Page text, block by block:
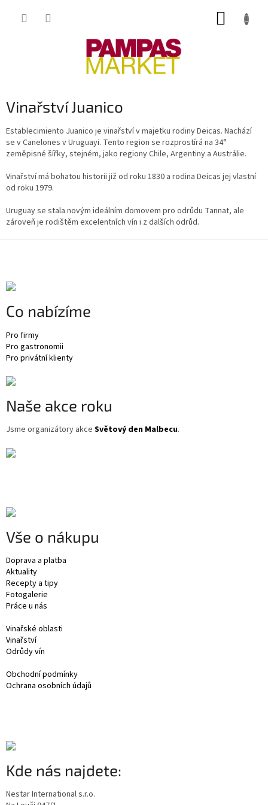
Vinařství Juanico
Establecimiento Juanico je vinařství v majetku rodiny Deicas. Nachází
se v Canelones v Uruguayi. Tento region se rozprostírá na 34°
zeměpisné šířky, stejném, jako regiony Chile, Argentiny a Austrálie.
Vinařství má bohatou historii již od roku 1830 a rodina Deicas jej vlastní
od roku 1979.
Uruguay se stala novým ideálním domovem pro odrůdu Tannat, ale
zároveň je rodištěm excelentních vín i z dalších odrůd.
Co nabízíme
Pro firmy
Pro gastronomii
Pro privátní klienty
Naše akce roku
Jsme organizátory akce Světový den Malbecu.
Vše o nákupu
Doprava a platba
Aktuality
Recepty a tipy
Fotogalerie
Práce u nás
Vinařské oblasti
Vinařství
Odrůdy vín
Obchodní podmínky
Ochrana osobních údajů
Kde nás najdete:
Nestar International s.r.o.